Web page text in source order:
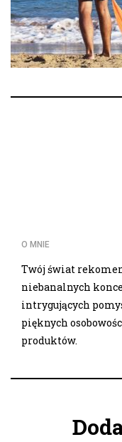
O MNIE
Twój świat
niebanalnych
intrygujących
pięknych
produktów.